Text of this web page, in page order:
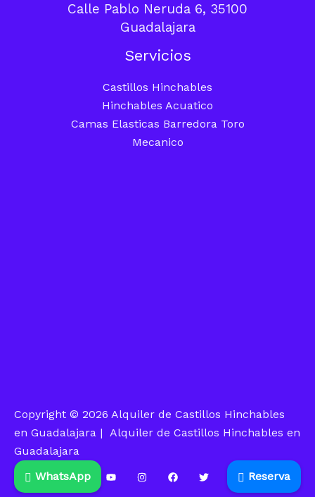
Calle Pablo Neruda 6, 35100
Guadalajara
Servicios
Castillos Hinchables
Hinchables Acuatico
Camas Elasticas Barredora Toro
Mecanico
Copyright © 2026 Alquiler de Castillos Hinchables
en Guadalajara | Alquiler de Castillos Hinchables en
Guadalajara
Reserva
WhatsApp